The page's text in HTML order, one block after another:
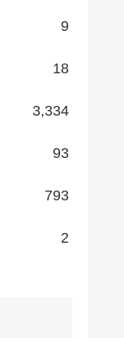
9
18
3,334
93
793
2